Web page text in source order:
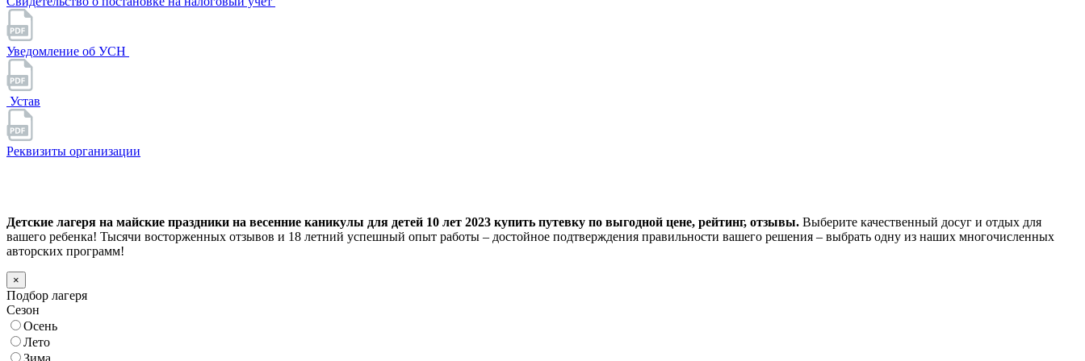
Уведомление об УСН
Устав
Реквизиты организации
Детские лагеря на майские праздники на весенние каникулы для детей 10 лет 2023 купить путевку по выгодной цене, рейтинг, отзывы. Выберите качественный досуг и отдых для
вашего ребенка! Тысячи восторженных отзывов и 18 летний успешный опыт работы – достойное подтверждения правильности вашего решения – выбрать одну из наших многочисленных
авторских программ!
×
Подбор лагеря
Сезон
Осень
Лето